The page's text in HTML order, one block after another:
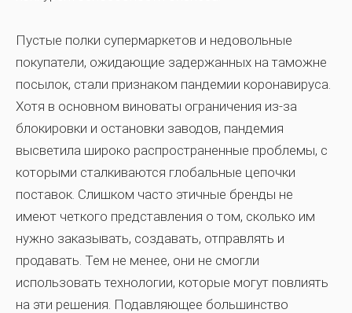
Пустые полки супермаркетов и недовольные
покупатели, ожидающие задержанных на таможне
посылок, стали признаком пандемии коронавируса.
Хотя в основном виноваты ограничения из-за
блокировки и остановки заводов, пандемия
высветила широко распространенные проблемы, с
которыми сталкиваются глобальные цепочки
поставок. Слишком часто этичные бренды не
имеют четкого представления о том, сколько им
нужно заказывать, создавать, отправлять и
продавать. Тем не менее, они не смогли
использовать технологии, которые могут повлиять
на эти решения. Подавляющее большинство